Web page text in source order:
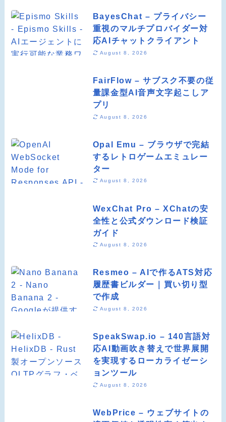
BayesChat – プライバシー
重視のマルチプロバイダー対
応AIチャットクライアント
August 8, 2026
FairFlow – サブスク不要の従
量課金型AI音声文字起こしア
プリ
August 8, 2026
Opal Emu – ブラウザで完結
するレトロゲームエミュレー
ター
August 8, 2026
WexChat Pro – XChatの安
全性と公式ダウンロード検証
ガイド
August 8, 2026
Resmeo – AIで作るATS対応
履歴書ビルダー｜買い切り型
で作成
August 8, 2026
SpeakSwap.io – 140言語対
応AI動画吹き替えで世界展開
を実現するローカライゼーシ
ョンツール
August 8, 2026
WebPrice – ウェブサイトの